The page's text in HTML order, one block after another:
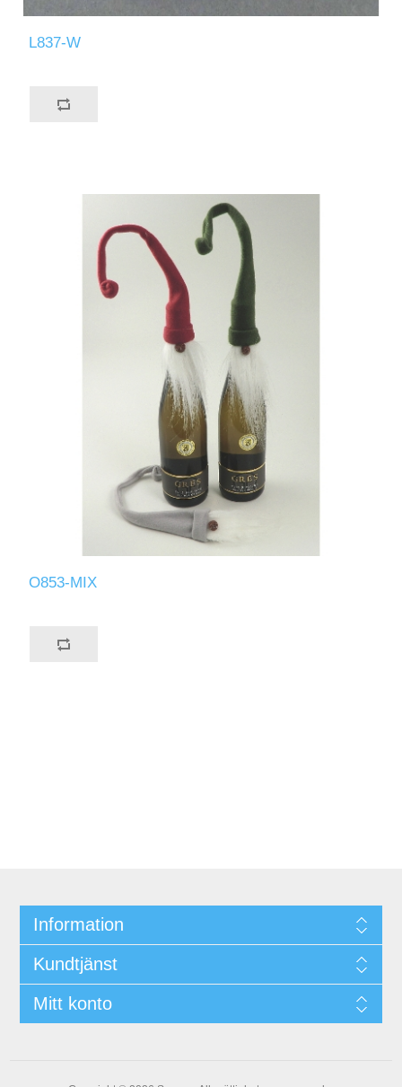
L837-W
O853-MIX
Information
Kundtjänst
Mitt konto